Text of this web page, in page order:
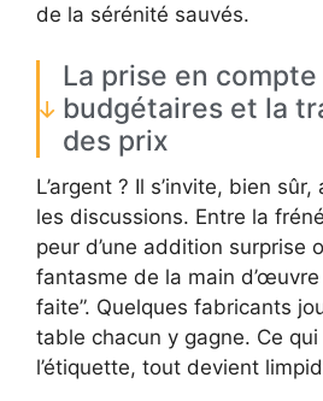
de la sérénité sauvés.
La prise en
budgétaires et la
des prix
L’argent ? Il s’invite, bien
les discussions. Entre la
peur d’une addition surprise
fantasme de la main
faite”. Quelques fabricants
table chacun y gagne. Ce
l’étiquette, tout devient